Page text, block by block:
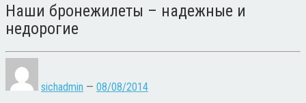
Наши бронежилеты – надежные и
недорогие
sichadmin — 08/08/2014